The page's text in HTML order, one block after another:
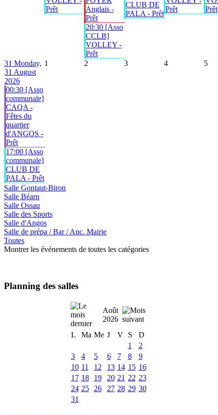
Prêt
Anglais -
Prêt
20:30 [Asso
CCLB]
VOLLEY -
Prêt
CLUB DE
PALA - Prêt
Prêt
Prêt
31 Monday,
31 August
2026
00:30 [Asso
communale]
CAQA -
Fêtes du
quartier
d'ANGOS -
Prêt
17:00 [Asso
communale]
CLUB DE
PALA - Prêt
1 2 3 4 5
Salle Gontaut-Biron
Salle Béarn
Salle Ossau
Salle des Sports
Salle d'Angos
Salle de prépa / Bar / Anc. Mairie
Toutes
Montrer les événements de toutes les catégories
Planning des salles
Août
2026
L
Ma Me J V S
D
1
2
3
4 5 6 7 8
9
10 11 12 13 14 15 16
17 18 19 20 21 22 23
24 25 26 27 28 29 30
31